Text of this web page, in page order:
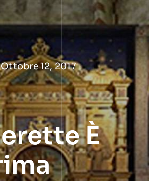
Ottobre 12, 2017
È